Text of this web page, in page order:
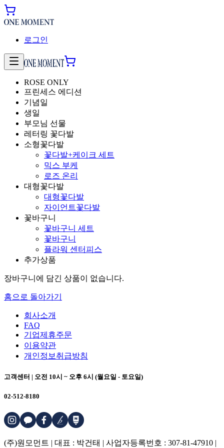
로그인
ROSE ONLY
프린세스 에디션
기념일
생일
부모님 선물
레터링 꽃다발
소형꽃다발
꽃다발+케이크 세트
믹스 부케
로즈 온리
대형꽃다발
대형꽃다발
자이언트꽃다발
꽃바구니
꽃바구니 세트
꽃바구니
플라워 센터피스
추가상품
장바구니에 담긴 상품이 없습니다.
홈으로 돌아가기
회사소개
FAQ
기업제휴주문
이용약관
개인정보취급방침
고객센터 | 오전 10시 ~ 오후 6시 (월요일 - 토요일)
02-512-8180
(주)원모먼트 | 대표 : 박건태 | 사업자등록번호 : 307-81-47910 |